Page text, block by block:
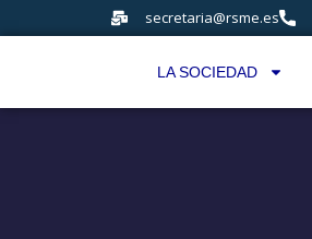
secretaria@rsme.es
LA SOCIEDAD